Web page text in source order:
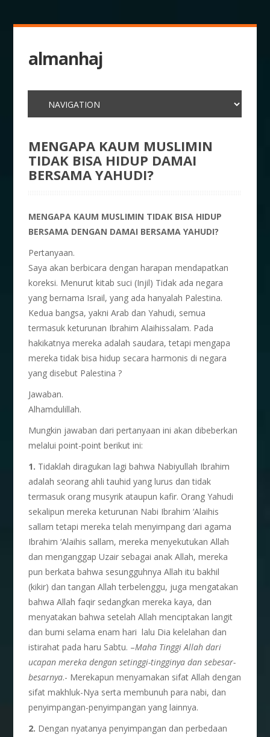
almanhaj
MENGAPA KAUM MUSLIMIN
TIDAK BISA HIDUP DAMAI
BERSAMA YAHUDI?
MENGAPA KAUM MUSLIMIN TIDAK BISA HIDUP
BERSAMA DENGAN DAMAI BERSAMA YAHUDI?
Pertanyaan.
Saya akan berbicara dengan harapan mendapatkan
koreksi. Menurut kitab suci (Injil) Tidak ada negara
yang bernama Israil, yang ada hanyalah Palestina.
Kedua bangsa, yakni Arab dan Yahudi, semua
termasuk keturunan Ibrahim Alaihissalam. Pada
hakikatnya mereka adalah saudara, tetapi mengapa
mereka tidak bisa hidup secara harmonis di negara
yang disebut Palestina ?
Jawaban.
Alhamdulillah.
Mungkin jawaban dari pertanyaan ini akan dibeberkan
melalui point-point berikut ini:
1. Tidaklah diragukan lagi bahwa Nabiyullah Ibrahim
adalah seorang ahli tauhid yang lurus dan tidak
termasuk orang musyrik ataupun kafir. Orang Yahudi
sekalipun mereka keturunan Nabi Ibrahim ‘Alaihis
sallam tetapi mereka telah menyimpang dari agama
Ibrahim ‘Alaihis sallam, mereka menyekutukan Allah
dan menganggap Uzair sebagai anak Allah, mereka
pun berkata bahwa sesungguhnya Allah itu bakhil
(kikir) dan tangan Allah terbelenggu, juga mengatakan
bahwa Allah faqir sedangkan mereka kaya, dan
menyatakan bahwa setelah Allah menciptakan langit
dan bumi selama enam hari lalu Dia kelelahan dan
istirahat pada haru Sabtu. –Maha Tinggi Allah dari
ucapan mereka dengan setinggi-tingginya dan sebesar-
besarnya.- Merekapun menyamakan sifat Allah dengan
sifat makhluk-Nya serta membunuh para nabi, dan
penyimpangan-penyimpangan yang lainnya.
2. Dengan nyatanya penyimpangan dan perbedaan